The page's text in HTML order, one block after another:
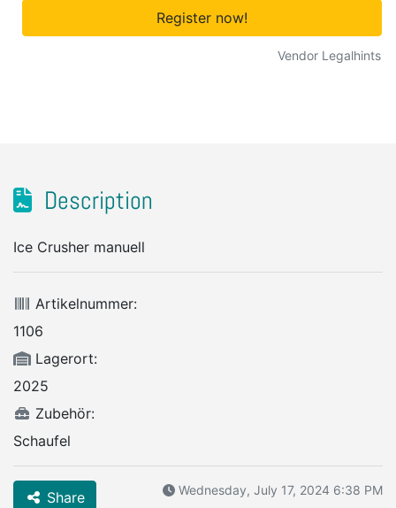
Register now!
Vendor Legalhints
Description
Ice Crusher manuell
Artikelnummer:
1106
Lagerort:
2025
Zubehör:
Schaufel
Share Wednesday, July 17, 2024 6:38 PM